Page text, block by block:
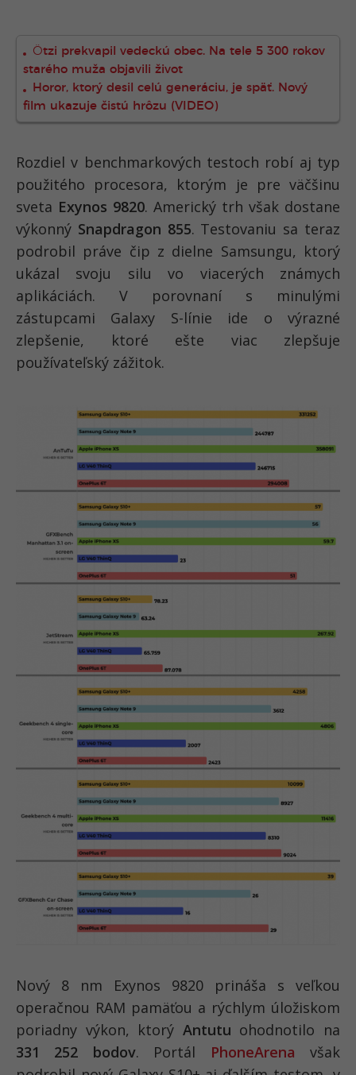
Ötzi prekvapil vedeckú obec. Na tele 5 300 rokov
starého muža objavili život
Horor, ktorý desil celú generáciu, je späť. Nový
film ukazuje čistú hrôzu (VIDEO)
Rozdiel v benchmarkových testoch robí aj typ
použitého procesora, ktorým je pre väčšinu
sveta Exynos 9820. Americký trh však dostane
výkonný Snapdragon 855. Testovaniu sa teraz
podrobil práve čip z dielne Samsungu, ktorý
ukázal svoju silu vo viacerých známych
aplikáciách. V porovnaní s minulými
zástupcami Galaxy S-línie ide o výrazné
zlepšenie, ktoré ešte viac zlepšuje
používateľský zážitok.
Nový 8 nm Exynos 9820 prináša s veľkou
operačnou RAM pamäťou a rýchlym úložiskom
poriadny výkon, ktorý Antutu ohodnotilo na
331 252 bodov. Portál PhoneArena však